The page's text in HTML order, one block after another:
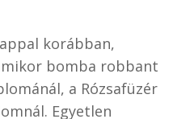
korábban,
bomba robbant
a Rózsafüzér
Egyetlen